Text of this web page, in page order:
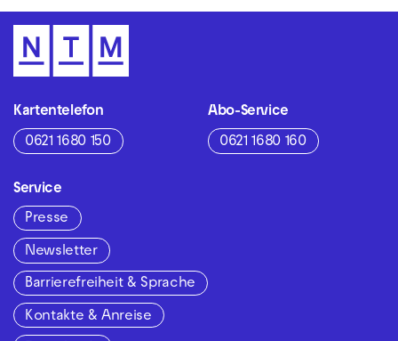
Kartentelefon
0621 1680 150
Abo-Service
0621 1680 160
Service
Presse
Newsletter
Barrierefreiheit & Sprache
Kontakte & Anreise